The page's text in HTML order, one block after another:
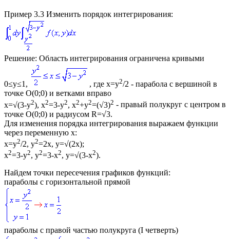
Пример 3.3 Изменить порядок интегрирования:
Решение: Область интегрирования ограничена кривыми
0≤y≤1 , , где x=y2/2 - парабола с вершиной в
точке O(0;0) и ветками вправо
x=√(3-y2), x2=3-y2, x2+y2=(√3)2 - правый полукруг с центром в
точке O(0;0) и радиусом R=√3.
Для изменения порядка интегрирования выражаем функции
через переменную x:
x=y2/2, y2=2x, y=√(2x);
x2=3-y2, y2=3-x2, y=√(3-x2).
Найдем точки пересечения графиков функций:
параболы с горизонтальной прямой
параболы с правой частью полукруга (І четверть)